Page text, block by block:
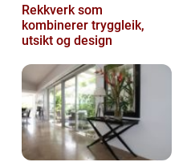
Rekkverk som
kombinerer tryggleik,
utsikt og design